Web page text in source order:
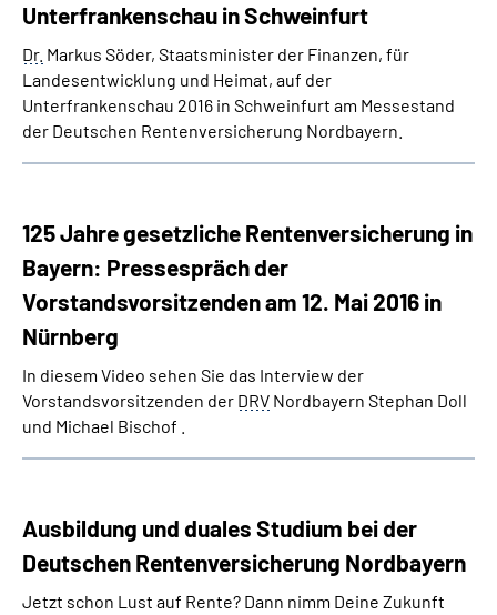
Unterfrankenschau in Schweinfurt
Dr. Markus Söder, Staatsminister der Finanzen, für
Landesentwicklung und Heimat, auf der
Unterfrankenschau 2016 in Schweinfurt am Messestand
der Deutschen Rentenversicherung Nordbayern.
125 Jahre gesetzliche Rentenversicherung in
Bayern: Pressespräch der
Vorstandsvorsitzenden am 12. Mai 2016 in
Nürnberg
In diesem Video sehen Sie das Interview der
Vorstandsvorsitzenden der DRV Nordbayern Stephan Doll
und Michael Bischof .
Ausbildung und duales Studium bei der
Deutschen Rentenversicherung Nordbayern
Jetzt schon Lust auf Rente? Dann nimm Deine Zukunft